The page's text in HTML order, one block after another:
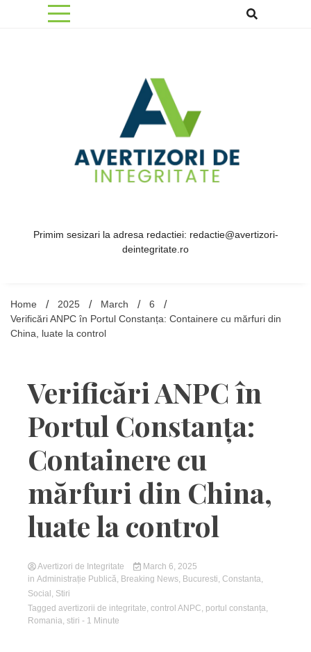
Primim sesizari la adresa redactiei: redactie@avertizori-
deintegritate.ro
Home 2025 March
6
Verificări ANPC în Portul Constanța: Containere cu mărfuri din
China, luate la control
Verificări ANPC în
Portul Constanța:
Containere cu
mărfuri din China,
luate la control
Avertizori de Integritate
March 6, 2025
in Administrație Publică, Breaking News, Bucuresti, Constanta,
Social , Stiri
Tagged avertizorii de integritate, control ANPC, portul constanța,
Romania, stiri - 1 Minute